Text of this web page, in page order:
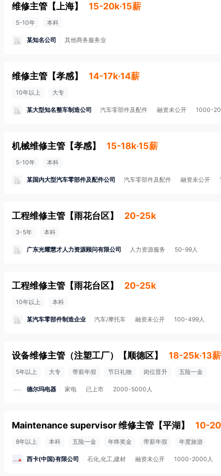
维修主管 【 上海】 15-20k·15薪
5-10年 本科
某知名公司 其他商务服务业
维修主管 【孝感】 14-17k·14薪
10年以上 大专
某大型知名整车制造公司 汽车零部件及配件 融资未公开 1000-
机械维修主管 【孝感】 15-18k·15薪
5-10年 本科
某国内大型汽车零部件及配件公司 汽车零部件及配件 融资未公开
工程维修主管 【雨花台区】 20-25k
3-5年 本科
广东光耀慧才人力资源顾问有限公司 人力资源服务 50-99人
工程维修主管 【雨花台区】 20-25k
10年以上 本科
某汽车零部件制造企业 汽车/摩托车 融资未公开 100-499人
设备维修主管（注塑工厂） 【顺德区】 18-25k·13薪
5年以上 大专 带薪年假 节日礼物 岗位晋升 五险一金
德尔玛电器 家电 已上市 2000-5000人
Maintenance supervisor 维修主管 【平湖 】 10-
8年以上 本科 五险一金 年终奖金 带薪年假 年度旅游
西卡(中国)有限公司 石化,化工,建材 融资未公开 1000-2000人